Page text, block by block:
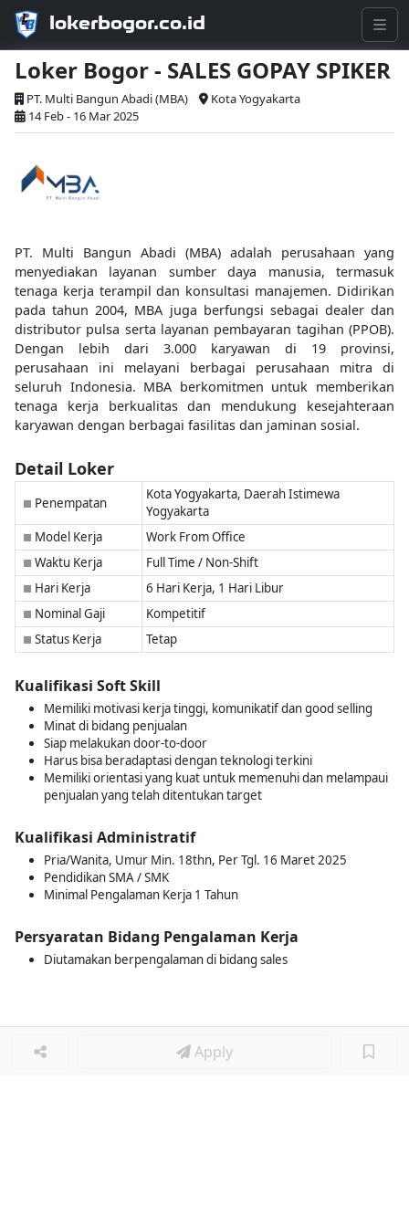
lokerbogor.co.id
Loker Bogor - SALES GOPAY SPIKER
PT. Multi Bangun Abadi (MBA)
Kota Yogyakarta
14 Feb - 16 Mar 2025
PT. Multi Bangun Abadi (MBA) adalah perusahaan yang
menyediakan layanan sumber daya manusia, termasuk
tenaga kerja terampil dan konsultasi manajemen. Didirikan
pada tahun 2004, MBA juga berfungsi sebagai dealer dan
distributor pulsa serta layanan pembayaran tagihan (PPOB).
Dengan lebih dari 3.000 karyawan di 19 provinsi,
perusahaan ini melayani berbagai perusahaan mitra di
seluruh Indonesia. MBA berkomitmen untuk memberikan
tenaga kerja berkualitas dan mendukung kesejahteraan
karyawan dengan berbagai fasilitas dan jaminan sosial.
Detail Loker
■ Penempatan
Kota Yogyakarta, Daerah Istimewa
Yogyakarta
■ Model Kerja Work From Office
■ Waktu Kerja Full Time / Non-Shift
■ Hari Kerja 6 Hari Kerja, 1 Hari Libur
■ Nominal Gaji Kompetitif
■ Status Kerja Tetap
Kualifikasi Soft Skill
Memiliki motivasi kerja tinggi, komunikatif dan good selling
Minat di bidang penjualan
Siap melakukan door-to-door
Harus bisa beradaptasi dengan teknologi terkini
Memiliki orientasi yang kuat untuk memenuhi dan melampaui
penjualan yang telah ditentukan target
Kualifikasi Administratif
Pria/Wanita, Umur Min. 18thn, Per Tgl. 16 Maret 2025
Pendidikan SMA / SMK
Minimal Pengalaman Kerja 1 Tahun
Persyaratan Bidang Pengalaman Kerja
Diutamakan berpengalaman di bidang sales
Apply